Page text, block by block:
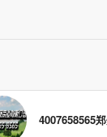
4007658565